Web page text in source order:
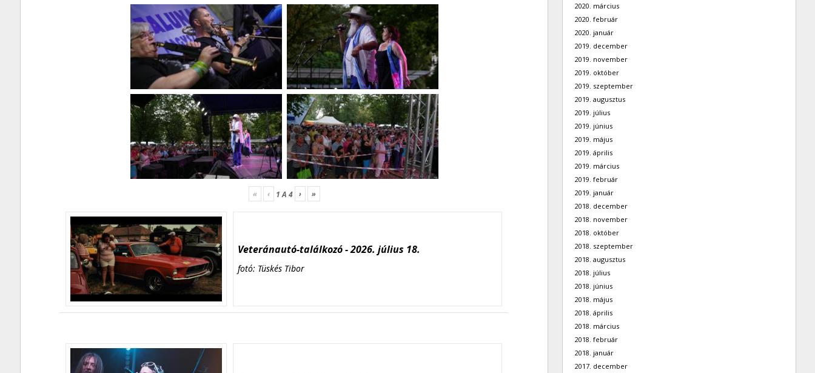
« ‹ 1A 4 › »
Veteránautó-találkozó - 2026. július 18.
fotó: Tüskés Tibor
2020. március
2020. február
2020. január
2019. december
2019. november
2019. október
2019. szeptember
2019. augusztus
2019. július
2019. június
2019. május
2019. április
2019. március
2019. február
2019. január
2018. december
2018. november
2018. október
2018. szeptember
2018. augusztus
2018. július
2018. június
2018. május
2018. április
2018. március
2018. február
2018. január
2017. december